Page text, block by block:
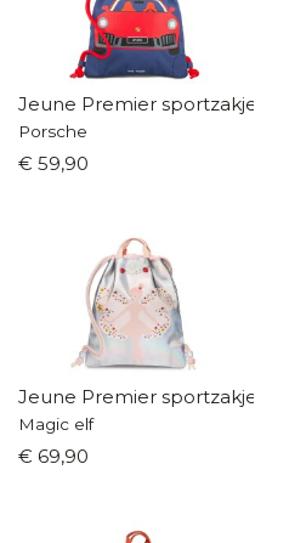
Jeune Premier sportzakje
Porsche
€ 59,90
Jeune Premier sportzakje
Magic elf
€ 69,90